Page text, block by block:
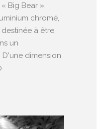
Big Bear ».
chromé,
destinée à être
un
dimension